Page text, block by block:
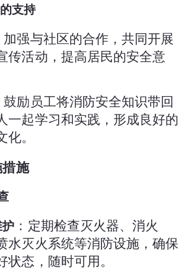
支持
加强与社区的合作，共同开展
传活动，提高居民的安全意
鼓励员工将消防安全知识带回
一起学习和实践，形成良好的
化。
施
：定期检查灭火器、消火
水灭火系统等消防设施，确保
状态，随时可用。